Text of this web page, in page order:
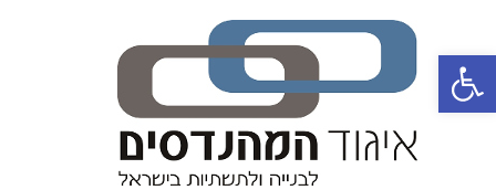
פתח סרגל נגישות